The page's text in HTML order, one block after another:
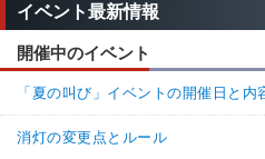
22. 名無しさん
オブオブとこれでパーク揃うから
返信(1)
23.
イベント最新情報
開催中のイベント
「夏の叫び」イベントの開催日と内
消灯の変更点とルール